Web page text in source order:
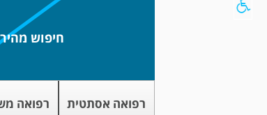
חיפוש
רפואה אסתטית רפואה